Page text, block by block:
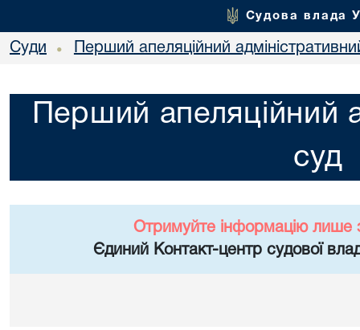
Судова влада
Суди • Перший апеляційний
Перший апеляційний
суд
Отримуйте інформацію лише
Єдиний Контакт-центр судової